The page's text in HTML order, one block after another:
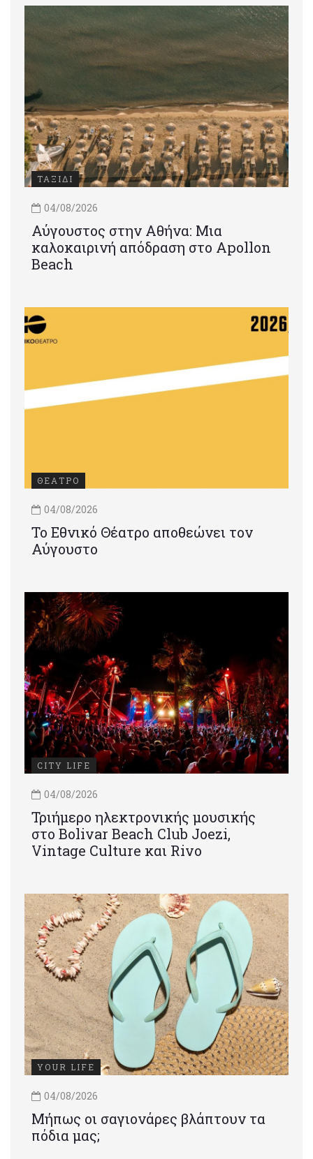
ΤΑΞΙΔΙ
04/08/2026
Αύγουστος στην Αθήνα: Μια
καλοκαιρινή απόδραση στο Apollon
Beach
ΘΕΑΤΡΟ
04/08/2026
Το Εθνικό Θέατρο αποθεώνει τον
Αύγουστο
CITY LIFE
04/08/2026
Τριήμερο ηλεκτρονικής μουσικής
στο Bolivar Beach Club Joezi,
Vintage Culture και Rivo
YOUR LIFE
04/08/2026
Μήπως οι σαγιονάρες βλάπτουν τα
πόδια μας;